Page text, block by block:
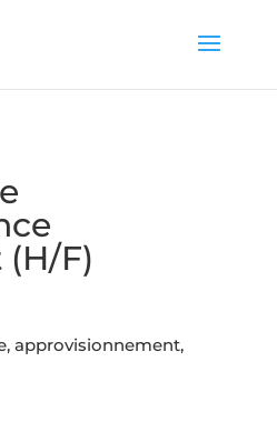
F)
approvisionnement,